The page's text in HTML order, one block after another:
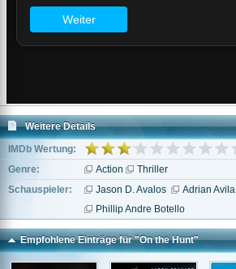
Weitere Details
IMDb Wertung:
Genre:
Action
Thriller
Schauspieler:
Jason D. Avalos Adrian Avila
Phillip Andre Botello
Empfohlene Einträge für "On the Hunt"